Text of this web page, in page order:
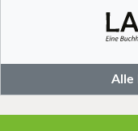
Alle